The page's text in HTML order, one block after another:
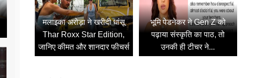
मलाइका अरोड़ा ने खरीदी धांसू
Thar Roxx Star Edition,
जानिए कीमत और शानदार फीचर्स
भूमि पेडनेकर ने Gen Z को
पढ़ाया संस्कृति का पाठ, तो
उनकी ही टीचर ने...